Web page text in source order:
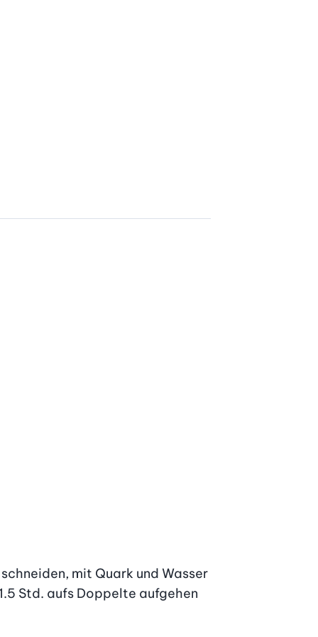
mit Quark und Wasser
Std. aufs Doppelte aufgehen